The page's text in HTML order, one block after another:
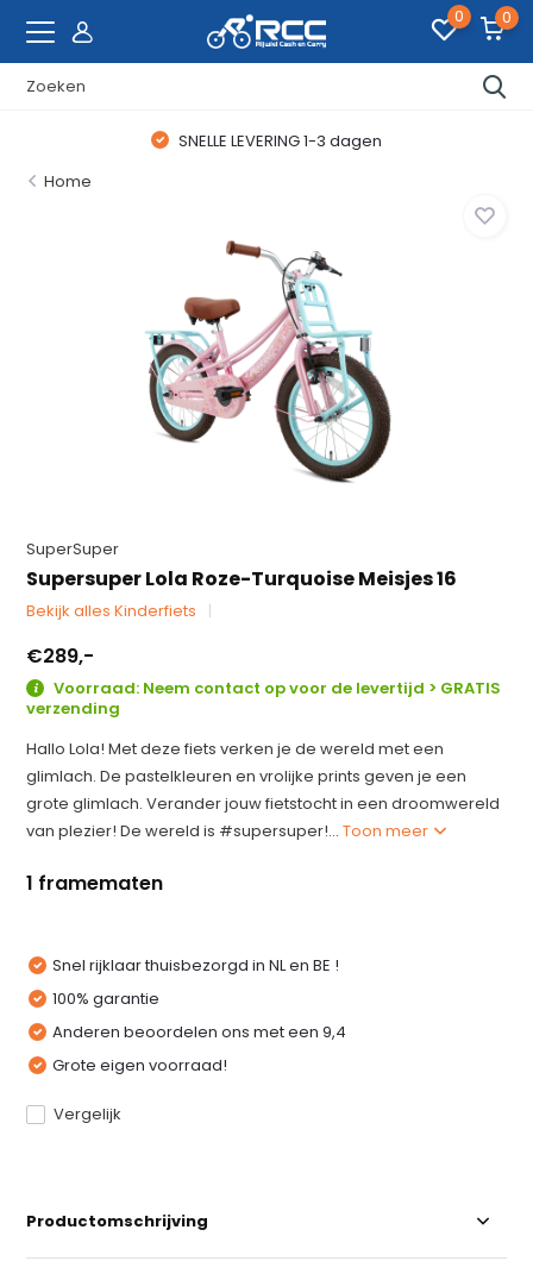
0 0
SNELLE LEVERING 1-3 dagen
Home
SuperSuper
Supersuper Lola Roze-Turquoise Meisjes 16
Bekijk alles Kinderfiets
€289,-
Voorraad: Neem contact op voor de levertijd > GRATIS
verzending
Hallo Lola! Met deze fiets verken je de wereld met een
glimlach. De pastelkleuren en vrolijke prints geven je een
grote glimlach. Verander jouw fietstocht in een droomwereld
van plezier! De wereld is #supersuper!...Toon meer
1 framematen
Snel rijklaar thuisbezorgd in NL en BE !
100% garantie
Anderen beoordelen ons met een 9,4
Grote eigen voorraad!
Vergelijk
Productomschrijving